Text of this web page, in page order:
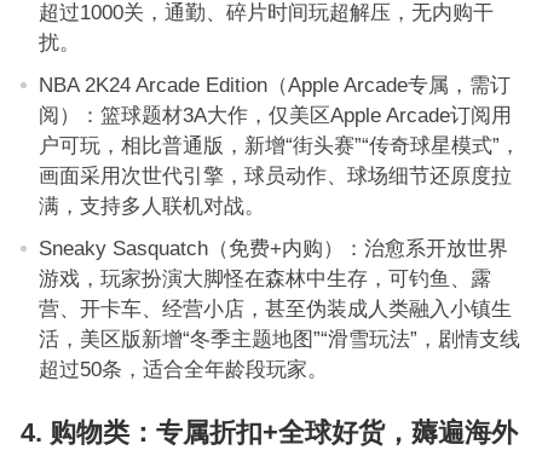
超过1000关，通勤、碎片时间玩超解压，无内购干
扰。
NBA 2K24 Arcade Edition（Apple Arcade专属，需订
阅）：篮球题材3A大作，仅美区Apple Arcade订阅用
户可玩，相比普通版，新增“街头赛”“传奇球星模式”，
画面采用次世代引擎，球员动作、球场细节还原度拉
满，支持多人联机对战。
Sneaky Sasquatch（免费+内购）：治愈系开放世界
游戏，玩家扮演大脚怪在森林中生存，可钓鱼、露
营、开卡车、经营小店，甚至伪装成人类融入小镇生
活，美区版新增“冬季主题地图”“滑雪玩法”，剧情支线
超过50条，适合全年龄段玩家。
4. 购物类：专属折扣+全球好货，薅遍海外